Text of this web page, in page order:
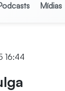
Mídias
16:44